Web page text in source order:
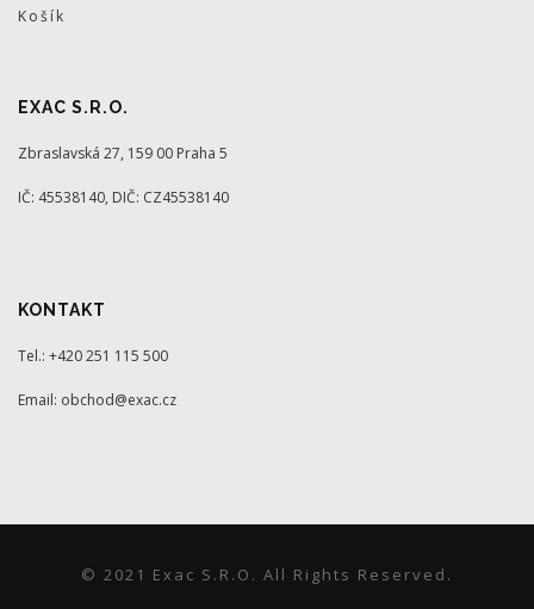
Košík
EXAC S.R.O.
Zbraslavská 27, 159 00 Praha 5
IČ: 45538140, DIČ: CZ45538140
KONTAKT
Tel.: +420 251 115 500
Email: obchod@exac.cz
© 2021 Exac S.r.o. All Rights Reserved.